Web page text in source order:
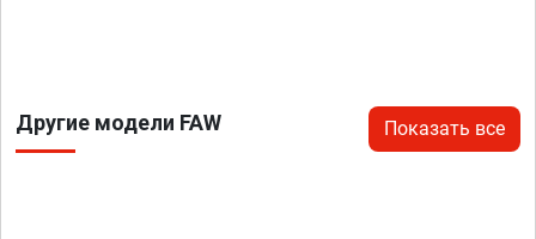
Другие модели FAW Показать все